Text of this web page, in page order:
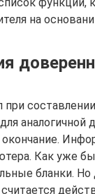
на
при
Как уже
бланки.